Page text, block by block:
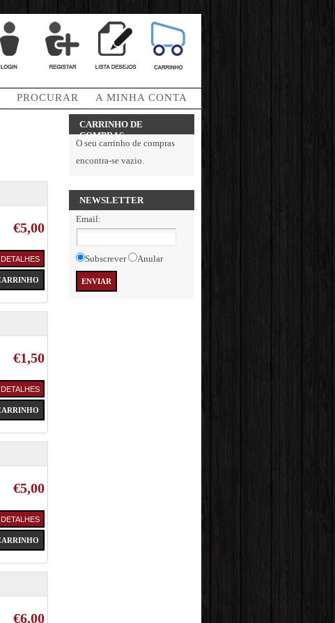
PROCURAR A MINHA CONTA
€5,00
€1,50
€5,00
€6,00
CARRINHO DE
COMPRAS
O seu carrinho de compras
encontra-se vazio.
NEWSLETTER
Email:
Subscrever Anular